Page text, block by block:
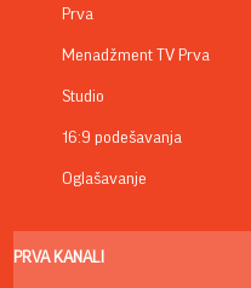
Prva
Menadžment TV Prva
Studio
16:9 podešavanja
Oglašavanje
PRVA KANALI